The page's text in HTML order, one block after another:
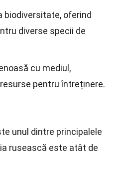
biodiversitate, oferind
diverse specii de
cu mediul,
pentru întreținere.
unul dintre principalele
rusească este atât de